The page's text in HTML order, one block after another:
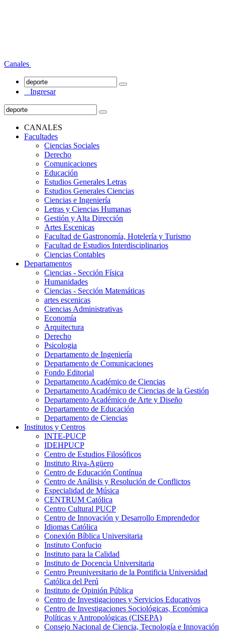
Canales
Ingresar
CANALES
Facultades
Ciencias Sociales
Derecho
Comunicaciones
Educación
Estudios Generales Letras
Estudios Generales Ciencias
Ciencias e Ingeniería
Letras y Ciencias Humanas
Gestión y Alta Dirección
Artes Escenicas
Facultad de Gastronomía, Hotelería y Turismo
Facultad de Estudios Interdisciplinarios
Ciencias Contables
Departamentos
Ciencias - Sección Física
Humanidades
Ciencias - Sección Matemáticas
artes escenicas
Ciencias Administrativas
Economía
Arquitectura
Derecho
Psicologia
Departamento de Ingeniería
Departamento de Comunicaciones
Fondo Editorial
Departamento Académico de Ciencias
Departamento Académico de Ciencias de la Gestión
Departamento Académico de Arte y Diseño
Departamento de Educación
Departamento de Ciencias
Institutos y Centros
INTE-PUCP
IDEHPUCP
Centro de Estudios Filosóficos
Instituto Riva-Agüero
Centro de Educación Contínua
Centro de Análisis y Resolución de Conflictos
Especialidad de Música
CENTRUM Católica
Centro Cultural PUCP
Centro de Innovación y Desarrollo Emprendedor
Idiomas Católica
Conexión Bíblica Universitaria
Instituto Confucio
Instituto para la Calidad
Instituto de Docencia Universitaria
Centro Preuniversitario de la Pontificia Universidad
Católica del Perú
Instituto de Opinión Pública
Centro de Investigaciones y Servicios Educativos
Centro de Investigaciones Sociológicas, Económica
Políticas y Antropológicas (CISEPA)
Consejo Nacional de Ciencia, Tecnología e Innovación